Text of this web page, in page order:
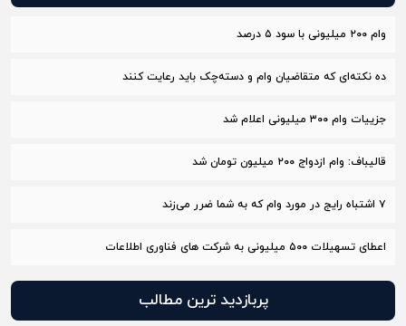
وام ۲۰۰ میلیونی با سود ۵ درصد
ده نکته‌ای که متقاضیان وام و دسته‌چک باید رعایت کنند
جزییات وام ۳۰۰ میلیونی اعلام شد
قالیباف: وام ازدواج ٢٠٠ میلیون تومان شد
۷ اشتباه رایج در مورد وام که به شما ضرر می‌زند
اعطای تسهیلات ۵۰۰ میلیونی به شرکت های فناوری اطلاعات
پربازدید ترین مطالب